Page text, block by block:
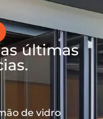
últimas
de vidro